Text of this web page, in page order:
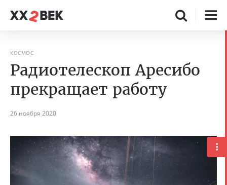
КОСМОС
Радиотелескоп Аресибо
прекращает работу
26 ноября 2020